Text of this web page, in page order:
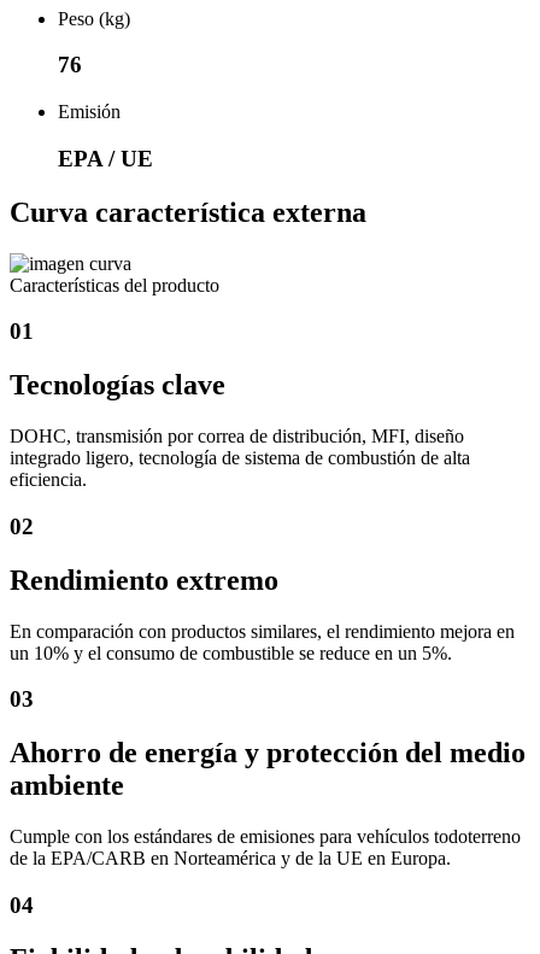
Peso (kg)
76
Emisión
EPA / UE
Curva característica externa
Características del producto
01
Tecnologías clave
DOHC, transmisión por correa de distribución, MFI, diseño
integrado ligero, tecnología de sistema de combustión de alta
eficiencia.
02
Rendimiento extremo
En comparación con productos similares, el rendimiento mejora en
un 10% y el consumo de combustible se reduce en un 5%.
03
Ahorro de energía y protección del medio
ambiente
Cumple con los estándares de emisiones para vehículos todoterreno
de la EPA/CARB en Norteamérica y de la UE en Europa.
04